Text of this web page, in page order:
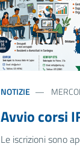
NOTIZIE
Avvio corsi
Le iscrizioni sono